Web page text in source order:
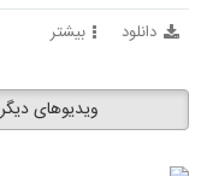
دانلود بیشتر
ویدیوهای دیگر